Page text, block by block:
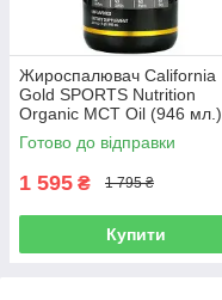
Жироспалювач California
Gold SPORTS Nutrition
Organic MCT Oil (946 мл.)
Готово до відправки
1 595 ₴ 1 795 ₴
Купити